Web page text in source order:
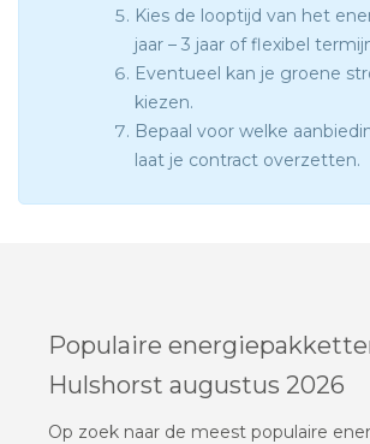
Kies de looptijd van het
jaar – 3 jaar of flexibel
Eventueel kan je groene
kiezen.
Bepaal voor welke
laat je contract overzetten.
Populaire
Hulshorst augustus 2026
Op zoek naar de meest populaire